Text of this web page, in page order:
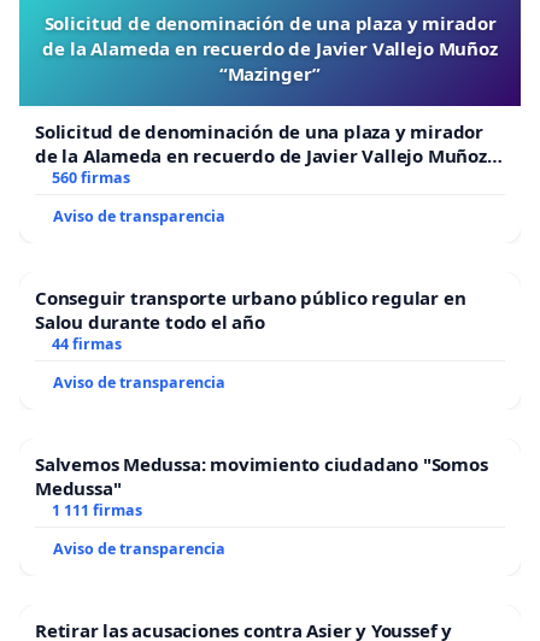
Solicitud de denominación de una plaza y mirador
de la Alameda en recuerdo de Javier Vallejo Muñoz
“Mazinger”
Solicitud de denominación de una plaza y mirador
de la Alameda en recuerdo de Javier Vallejo Muñoz
“Mazinger”
560 firmas
Aviso de transparencia
Conseguir transporte urbano público regular en
Salou durante todo el año
44 firmas
Aviso de transparencia
Salvemos Medussa: movimiento ciudadano "Somos
Medussa"
1 111 firmas
Aviso de transparencia
Retirar las acusaciones contra Asier y Youssef y